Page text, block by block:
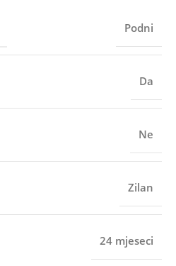
Podni
Da
Ne
Zilan
24 mjeseci